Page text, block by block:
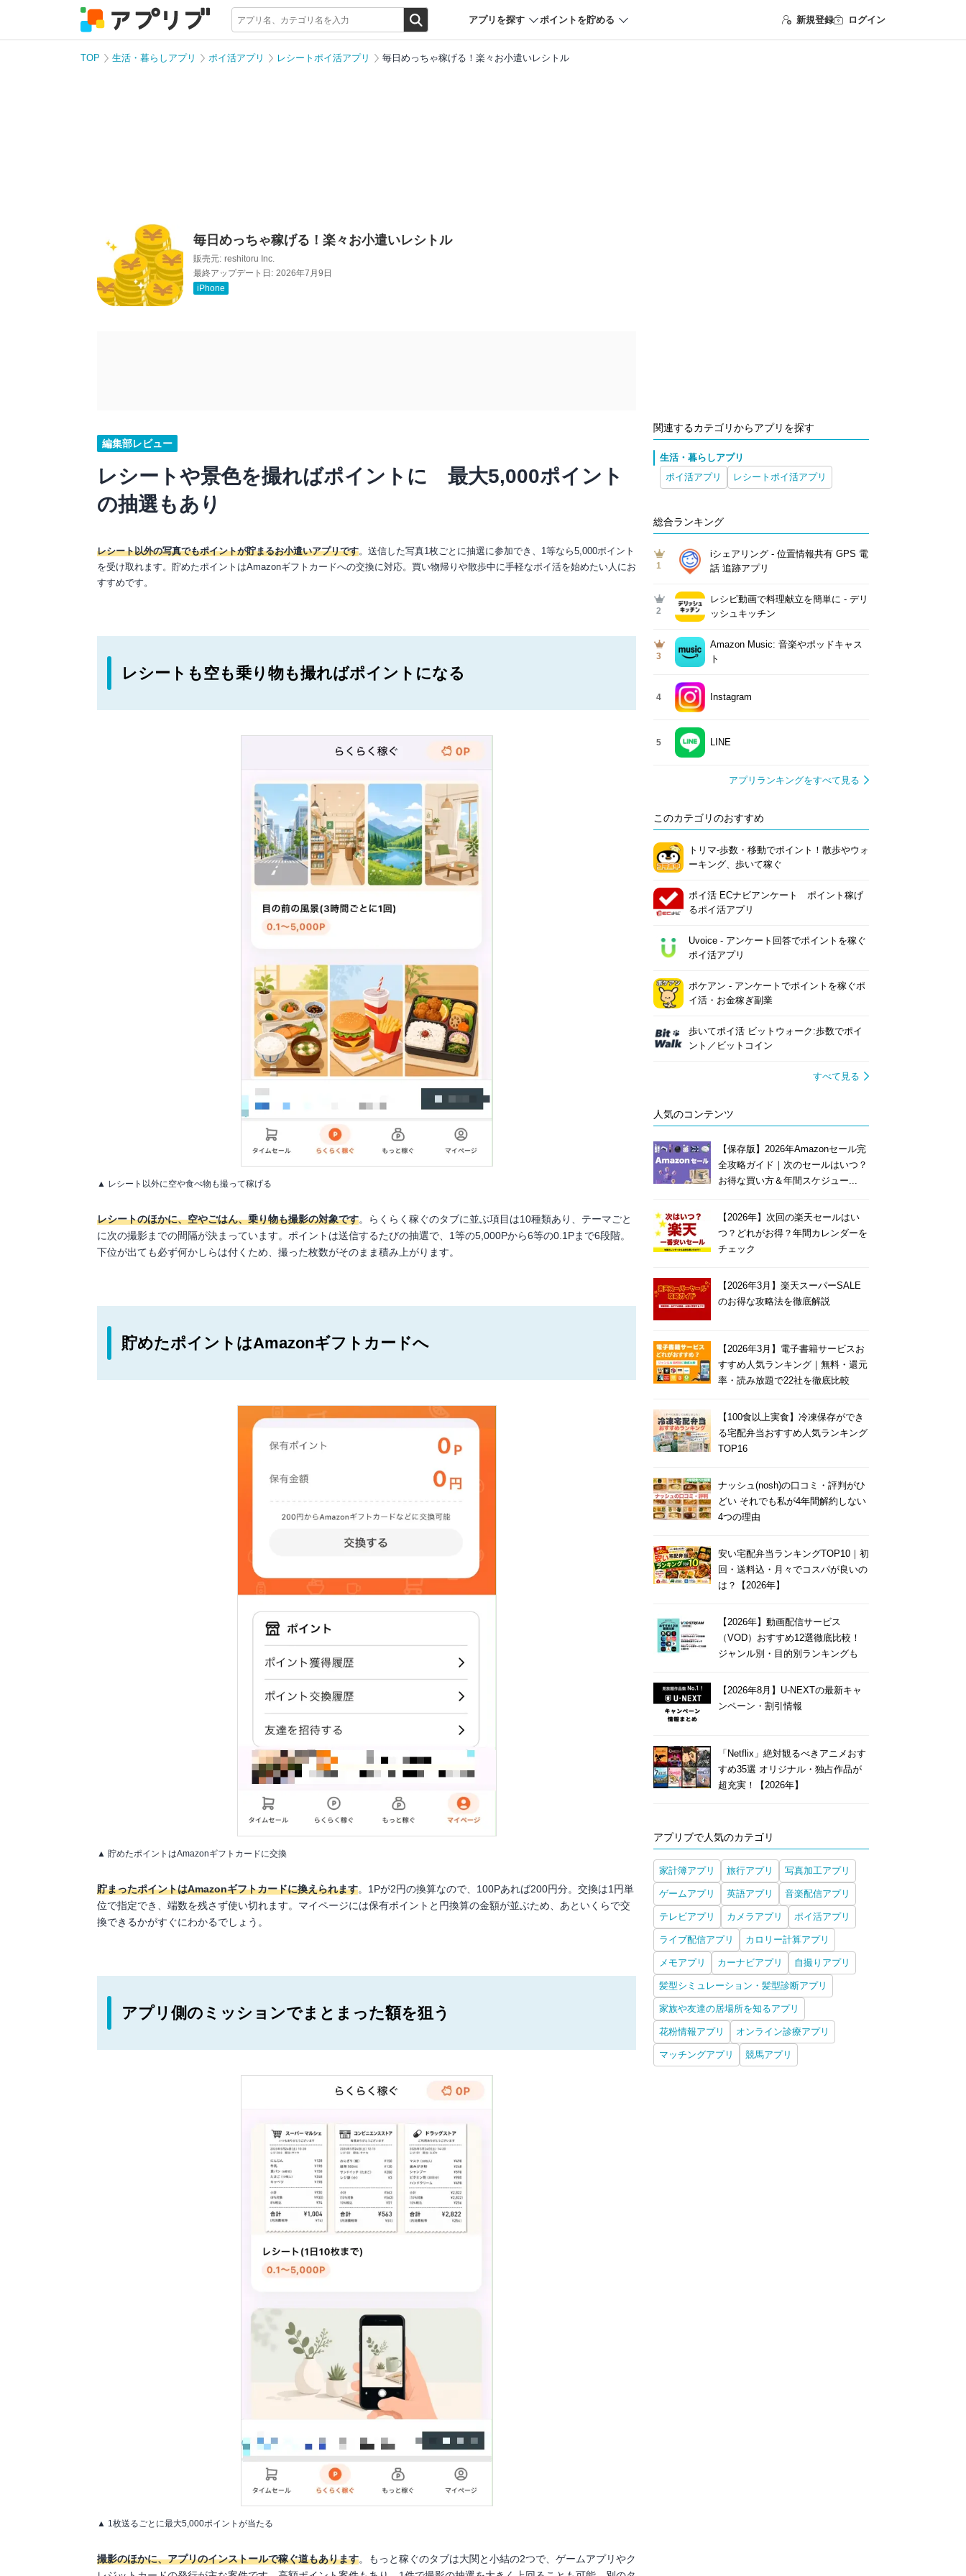
アプリを探す ポイントを貯める 新規登録 ログイン
TOP 生活・暮らしアプリ ポイ活アプリ レシートポイ活アプリ 毎日めっちゃ稼げる！楽々お小遣いレシトル
毎日めっちゃ稼げる！楽々お小遣いレシトル
販売元: reshitoru Inc.
最終アップデート日: 2026年7月9日
iPhone
編集部レビュー
レシートや景色を撮ればポイントに 最大5,000ポイント
の抽選もあり
レシート以外の写真でもポイントが貯まるお小遣いアプリです。送信した写真1枚ごとに抽選に参加でき、1等なら5,000ポイント
を受け取れます。貯めたポイントはAmazonギフトカードへの交換に対応。買い物帰りや散歩中に手軽なポイ活を始めたい人にお
すすめです。
レシートも空も乗り物も撮ればポイントになる
▲ レシート以外に空や食べ物も撮って稼げる
レシートのほかに、空やごはん、乗り物も撮影の対象です。らくらく稼ぐのタブに並ぶ項目は10種類あり、テーマごと
に次の撮影までの間隔が決まっています。ポイントは送信するたびの抽選で、1等の5,000Pから6等の0.1Pまで6段階。
下位が出ても必ず何かしらは付くため、撮った枚数がそのまま積み上がります。
貯めたポイントはAmazonギフトカードへ
▲ 貯めたポイントはAmazonギフトカードに交換
貯まったポイントはAmazonギフトカードに換えられます。1Pが2円の換算なので、100Pあれば200円分。交換は1円単
位で指定でき、端数を残さず使い切れます。マイページには保有ポイントと円換算の金額が並ぶため、あといくらで交
換できるかがすぐにわかるでしょう。
アプリ側のミッションでまとまった額を狙う
▲ 1枚送るごとに最大5,000ポイントが当たる
撮影のほかに、アプリのインストールで稼ぐ道もあります。もっと稼ぐのタブは大関と小結の2つで、ゲームアプリやク
関連するカテゴリからアプリを探す
生活・暮らしアプリ
ポイ活アプリ
レシートポイ活アプリ
総合ランキング
1
iシェアリング - 位置情報共有 GPS 電
話 追跡アプリ
2
レシピ動画で料理献立を簡単‪に - デリ
ッシュキッチン
3
Amazon Music: 音楽やポッドキャス
ト
4 Instagram
5 LINE
アプリランキングをすべて見る
このカテゴリのおすすめ
トリマ-歩数・移動でポイント！散歩やウォ
ーキング、歩いて稼ぐ
ポイ活 ECナビアンケート ポイント稼げ
るポイ活アプリ
Uvoice - アンケート回答でポイントを稼ぐ
ポイ活アプリ
ポケアン - アンケートでポイントを稼ぐポ
イ活・お金稼ぎ副業
歩いてポイ活 ビットウォーク:歩数でポイ
ント／ビットコイン
すべて見る
人気のコンテンツ
【保存版】2026年Amazonセール完
全攻略ガイド｜次のセールはいつ？
お得な買い方＆年間スケジュー...
【2026年】次回の楽天セールはい
つ？どれがお得？年間カレンダーを
チェック
【2026年3月】楽天スーパーSALE
のお得な攻略法を徹底解説
【2026年3月】電子書籍サービスお
すすめ人気ランキング｜無料・還元
率・読み放題で22社を徹底比較
【100食以上実食】冷凍保存ができ
る宅配弁当おすすめ人気ランキング
TOP16
ナッシュ(nosh)の口コミ・評判がひ
どい それでも私が4年間解約しない
4つの理由
安い宅配弁当ランキングTOP10｜初
回・送料込・月々でコスパが良いの
は？【2026年】
【2026年】動画配信サービス
（VOD）おすすめ12選徹底比較！
ジャンル別・目的別ランキングも
【2026年8月】U-NEXTの最新キャ
ンペーン・割引情報
「Netflix」絶対観るべきアニメおす
すめ35選 オリジナル・独占作品が
超充実！【2026年】
アプリブで人気のカテゴリ
家計簿アプリ 旅行アプリ 写真加工アプリ
ゲームアプリ 英語アプリ 音楽配信アプリ
テレビアプリ カメラアプリ ポイ活アプリ
ライブ配信アプリ カロリー計算アプリ
メモアプリ カーナビアプリ 自撮りアプリ
髪型シミュレーション・髪型診断アプリ
家族や友達の居場所を知るアプリ
花粉情報アプリ オンライン診療アプリ
マッチングアプリ 競馬アプリ